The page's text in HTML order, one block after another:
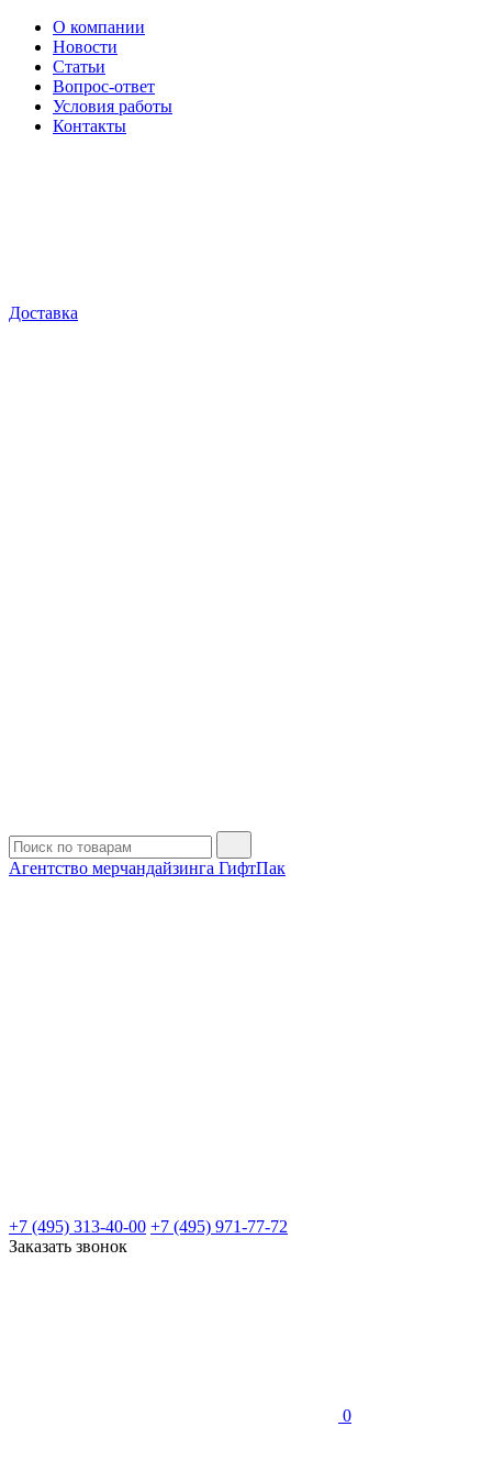
О компании
Новости
Статьи
Вопрос-ответ
Условия работы
Контакты
Доставка
Агентство мерчандайзинга ГифтПак
+7 (495) 313-40-00 +7 (495) 971-77-72
Заказать звонок
0